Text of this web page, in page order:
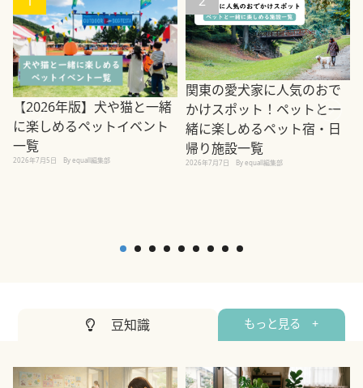
【2026年版】犬や猫と一緒
に楽しめるペットイベント
一覧
2026年7月5日 By equall編集部
関東の愛犬家に人気のおで
かけスポット！ペットと一
緒に楽しめるペット宿・日
帰り施設一覧
2026年7月7日 By equall編集部
豆知識 もっと見る +